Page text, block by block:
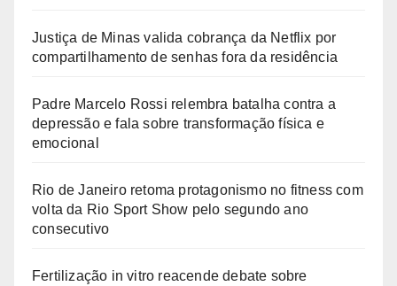
Justiça de Minas valida cobrança da Netflix por
compartilhamento de senhas fora da residência
Padre Marcelo Rossi relembra batalha contra a
depressão e fala sobre transformação física e
emocional
Rio de Janeiro retoma protagonismo no fitness com
volta da Rio Sport Show pelo segundo ano
consecutivo
Fertilização in vitro reacende debate sobre